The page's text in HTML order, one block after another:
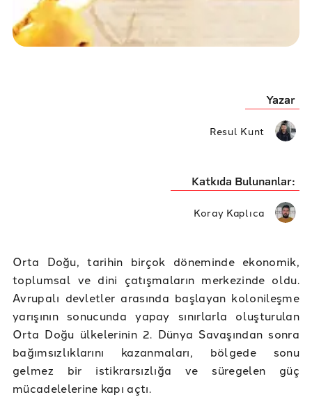
Yazar
Resul Kunt
Katkıda Bulunanlar:
Koray Kaplıca
Orta Doğu, tarihin birçok döneminde ekonomik,
toplumsal ve dini çatışmaların merkezinde oldu.
Avrupalı devletler arasında başlayan kolonileşme
yarışının sonucunda yapay sınırlarla oluşturulan
Orta Doğu ülkelerinin 2. Dünya Savaşından sonra
bağımsızlıklarını kazanmaları, bölgede sonu
gelmez bir istikrarsızlığa ve süregelen güç
mücadelelerine kapı açtı.